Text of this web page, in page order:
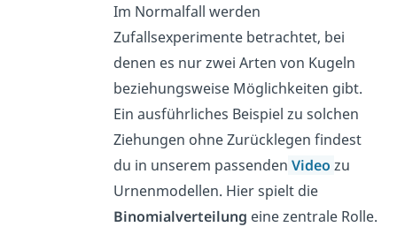
Im Normalfall werden
Zufallsexperimente betrachtet, bei
denen es nur zwei Arten von Kugeln
beziehungsweise Möglichkeiten gibt.
Ein ausführliches Beispiel zu solchen
Ziehungen ohne Zurücklegen findest
du in unserem passenden Videozu
Urnenmodellen. Hier spielt die
Binomialverteilung eine zentrale Rolle.